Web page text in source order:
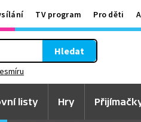
TV program Pro děti
Hledat
listy Hry